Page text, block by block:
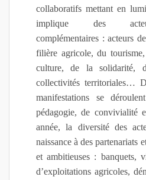
collaboratifs mettant en
implique des
complémentaires : acteurs
filière agricole, du
culture, de la solidarité,
collectivités territoriales…
manifestations se
pédagogie, de convivialité
année, la diversité des
naissance à des partenariats
et ambitieuses : banquets,
d’exploitations agricoles,